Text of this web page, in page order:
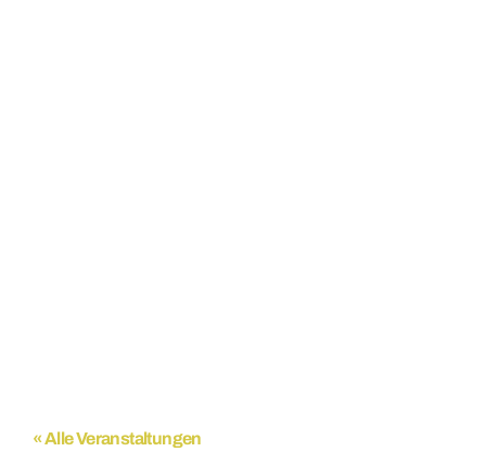
« Alle Veranstaltungen